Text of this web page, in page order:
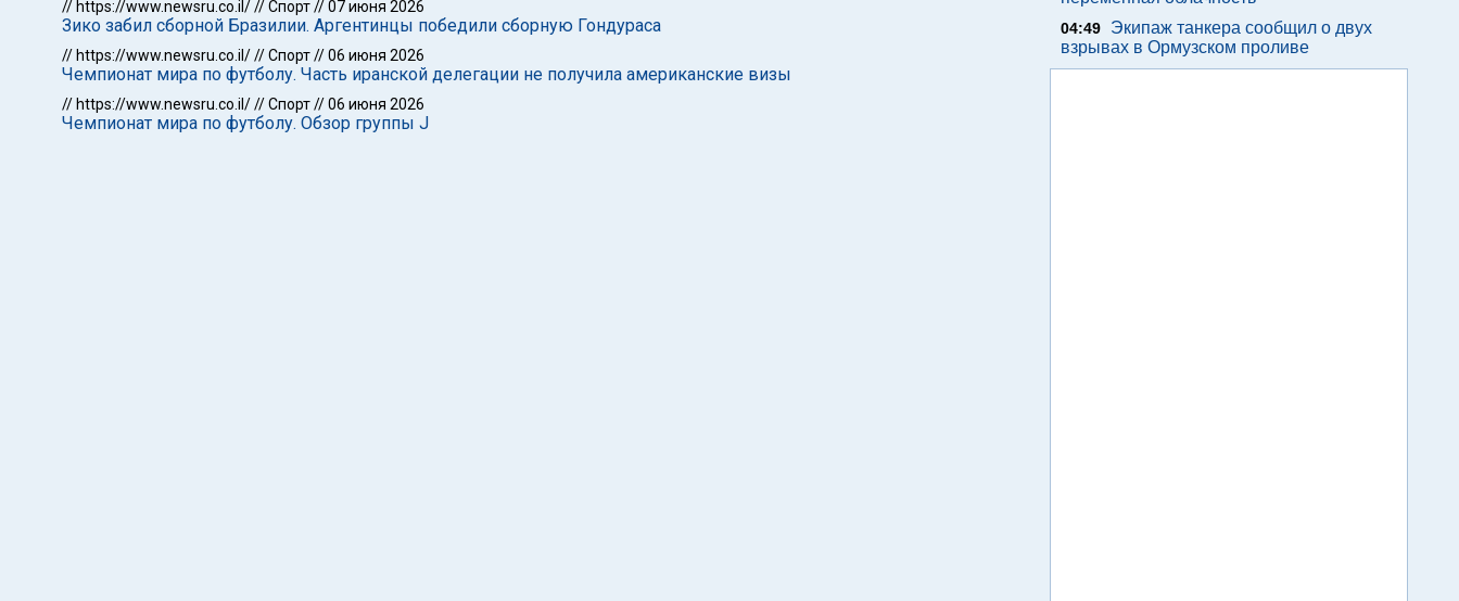
// https://www.newsru.co.il///Спорт//07 июня 2026
Зико забил сборной Бразилии. Аргентинцы победили сборную Гондураса
// https://www.newsru.co.il///Спорт//06 июня 2026
Чемпионат мира по футболу. Часть иранской делегации не получила американские визы
// https://www.newsru.co.il///Спорт//06 июня 2026
Чемпионат мира по футболу. Обзор группы J
04:49
Экипаж танкера сообщил о двух
взрывах в Ормузском проливе